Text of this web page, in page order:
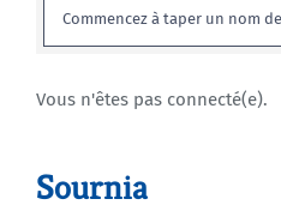
Rechercher:
Vous n'êtes pas connecté(e).
Sournia